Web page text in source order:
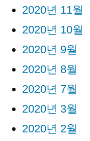
2020년 11월
2020년 10월
2020년 9월
2020년 8월
2020년 7월
2020년 3월
2020년 2월